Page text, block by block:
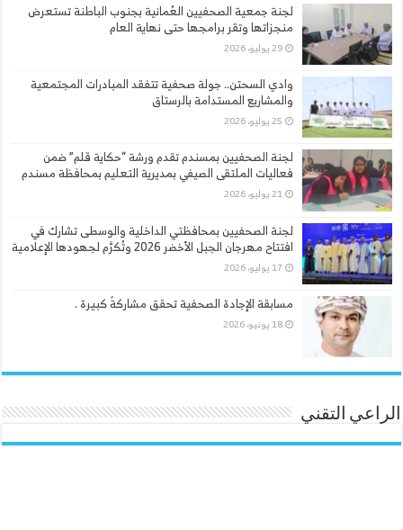
لجنة جمعية الصحفيين العُمانية بجنوب الباطنة تستعرض
منجزاتها وتقر برامجها حتى نهاية العام
29 يوليو، 2026
وادي السحتن.. جولة صحفية تتفقد المبادرات المجتمعية
والمشاريع المستدامة بالرستاق
25 يوليو، 2026
لجنة الصحفيين بمسندم تقدم ورشة “حكاية قلم” ضمن
فعاليات الملتقى الصيفي بمديرية التعليم بمحافظة مسندم
21 يوليو، 2026
لجنة الصحفيين بمحافظتي الداخلية والوسطى تشارك في
افتتاح مهرجان الجبل الأخضر 2026 وتُكرَّم لجهودها الإعلامية
17 يوليو، 2026
مسابقة الإجادة الصحفية تحقق مشاركةً كبيرة .
18 يونيو، 2026
الراعي التقني